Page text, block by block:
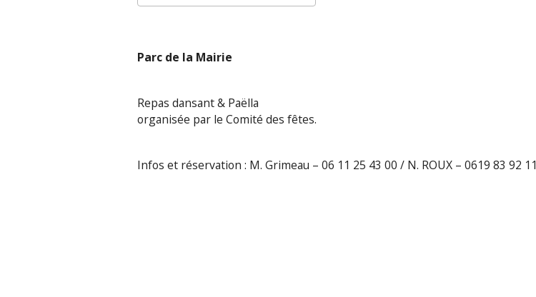
Parc de la Mairie
Repas dansant & Paëlla
organisée par le Comité des fêtes.
Infos et réservation : M. Grimeau – 06 11 25 43 00 / N. ROUX – 0619 83 92 11